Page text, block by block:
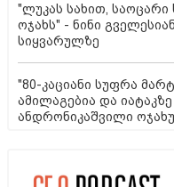
"ლუკას სახით, საოცარი
ოჯახს" - ნინი
სიყვარულზე
"80-კაციანი სუფრა
ამილაგებია და იატაკზე
ანდრონიკაშვილი